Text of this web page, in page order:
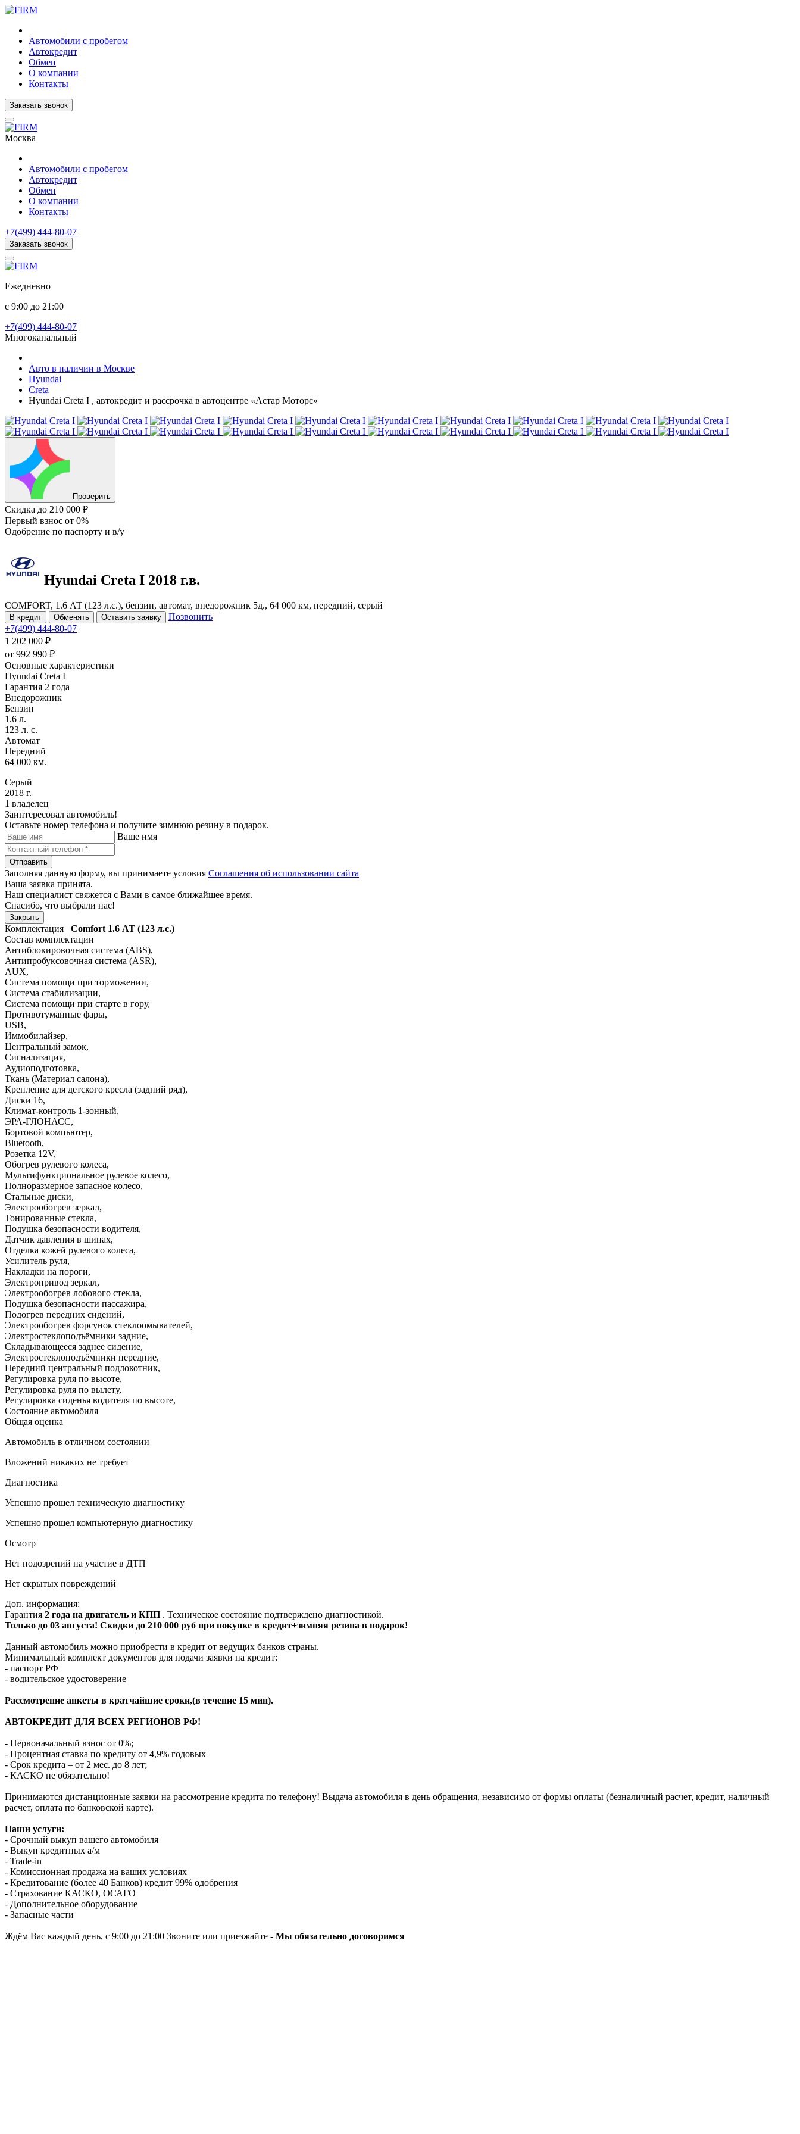
Автомобили с пробегом
Автокредит
Обмен
О компании
Контакты
Заказать звонок
Москва
Автомобили с пробегом
Автокредит
Обмен
О компании
Контакты
+7(499) 444-80-07
Заказать звонок
Ежедневно
с 9:00 до 21:00
+7(499) 444-80-07
Многоканальный
Авто в наличии в Москве
Hyundai
Creta
Hyundai Creta I , автокредит и рассрочка в автоцентре «Астар Моторс»
Проверить
Скидка до 210 000 ₽
Первый взнос от 0%
Одобрение по паспорту и в/у
Hyundai Creta I 2018 г.в.
COMFORT, 1.6 АТ (123 л.с.), бензин, автомат, внедорожник 5д., 64 000 км, передний, серый
В кредит Обменять Оставить заявку
Позвонить
+7(499) 444-80-07
1 202 000 ₽
от 992 990 ₽
Основные характеристики
Hyundai Creta I
Гарантия 2 года
Внедорожник
Бензин
1.6 л.
123 л. с.
Автомат
Передний
64 000 км.
Серый
2018 г.
1 владелец
Заинтересовал автомобиль!
Оставьте номер телефона и получите зимнюю резину в подарок.
Ваше имя
Отправить
Заполняя данную форму, вы принимаете условия Соглашения об использовании сайта
Ваша заявка принята.
Наш специалист свяжется с Вами в самое ближайшее время.
Спасибо, что выбрали нас!
Закрыть
Комплектация Comfort 1.6 АТ (123 л.с.)
Состав комплектации
Антиблокировочная система (ABS),
Антипробуксовочная система (ASR),
AUX,
Система помощи при торможении,
Система стабилизации,
Система помощи при старте в гору,
Противотуманные фары,
USB,
Иммобилайзер,
Центральный замок,
Сигнализация,
Аудиоподготовка,
Ткань (Материал салона),
Крепление для детского кресла (задний ряд),
Диски 16,
Климат-контроль 1-зонный,
ЭРА-ГЛОНАСС,
Бортовой компьютер,
Bluetooth,
Розетка 12V,
Обогрев рулевого колеса,
Мультифункциональное рулевое колесо,
Полноразмерное запасное колесо,
Стальные диски,
Электрообогрев зеркал,
Тонированные стекла,
Подушка безопасности водителя,
Датчик давления в шинах,
Отделка кожей рулевого колеса,
Усилитель руля,
Накладки на пороги,
Электропривод зеркал,
Электрообогрев лобового стекла,
Подушка безопасности пассажира,
Подогрев передних сидений,
Электрообогрев форсунок стеклоомывателей,
Электростеклоподъёмники задние,
Складывающееся заднее сидение,
Электростеклоподъёмники передние,
Передний центральный подлокотник,
Регулировка руля по высоте,
Регулировка руля по вылету,
Регулировка сиденья водителя по высоте,
Состояние автомобиля
Общая оценка
Автомобиль в отличном состоянии
Вложений никаких не требует
Диагностика
Успешно прошел техническую диагностику
Успешно прошел компьютерную диагностику
Осмотр
Нет подозрений на участие в ДТП
Нет скрытых повреждений
Доп. информация:
Гарантия 2 года на двигатель и КПП . Техническое состояние подтверждено диагностикой.
Только до 03 августа! Скидки до 210 000 руб при покупке в кредит+зимняя резина в подарок!
Данный автомобиль можно приобрести в кредит от ведущих банков страны.
Минимальный комплект документов для подачи заявки на кредит:
- паспорт РФ
- водительское удостоверение
Рассмотрение анкеты в кратчайшие сроки,(в течение 15 мин).
АВТОКРЕДИТ ДЛЯ ВСЕХ РЕГИОНОВ РФ!
- Первоначальный взнос от 0%;
- Процентная ставка по кредиту от 4,9% годовых
- Срок кредита – от 2 мес. до 8 лет;
- КАСКО не обязательно!
Принимаются дистанционные заявки на рассмотрение кредита по телефону! Выдача автомобиля в день обращения, независимо от формы оплаты (безналичный расчет, кредит, наличный
расчет, оплата по банковской карте).
Наши услуги:
- Срочный выкуп вашего автомобиля
- Выкуп кредитных а/м
- Trade-in
- Комиссионная продажа на ваших условиях
- Кредитование (более 40 Банков) кредит 99% одобрения
- Страхование КАСКО, ОСАГО
- Дополнительное оборудование
- Запасные части
Ждём Вас каждый день, с 9:00 до 21:00 Звоните или приезжайте - Мы обязательно договоримся